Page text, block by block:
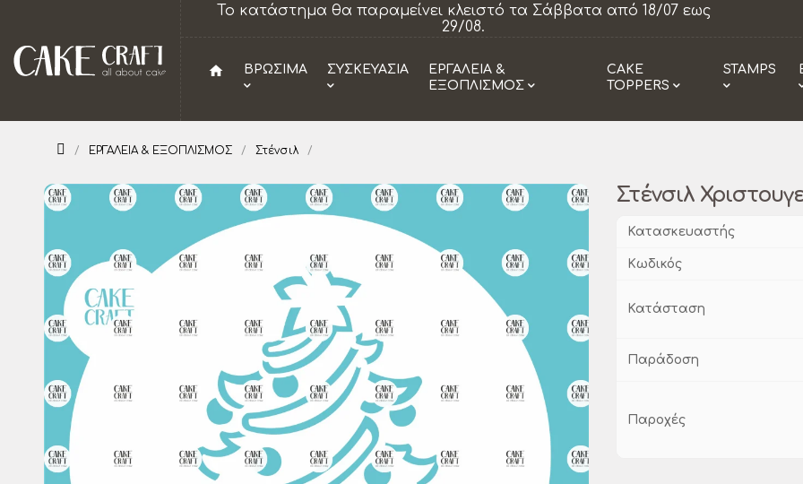
Το κατάστημα θα παραμείνει κλειστό τα Σάββατα από 18/07 εως
29/08.
home ΒΡΩΣΙΜΑ ΣΥΣΚΕΥΑΣΙΑ
ΕΡΓΑΛΕΙΑ &
ΕΞΟΠΛΙΣΜΟΣ
CAKE
TOPPERS
STAMPS
ΕΡΓΑΛΕΙΑ & ΕΞΟΠΛΙΣΜΟΣ Στένσιλ
Στένσιλ
Κατασκευαστής
Κωδικός
Κατάσταση
Παράδοση
Παροχές